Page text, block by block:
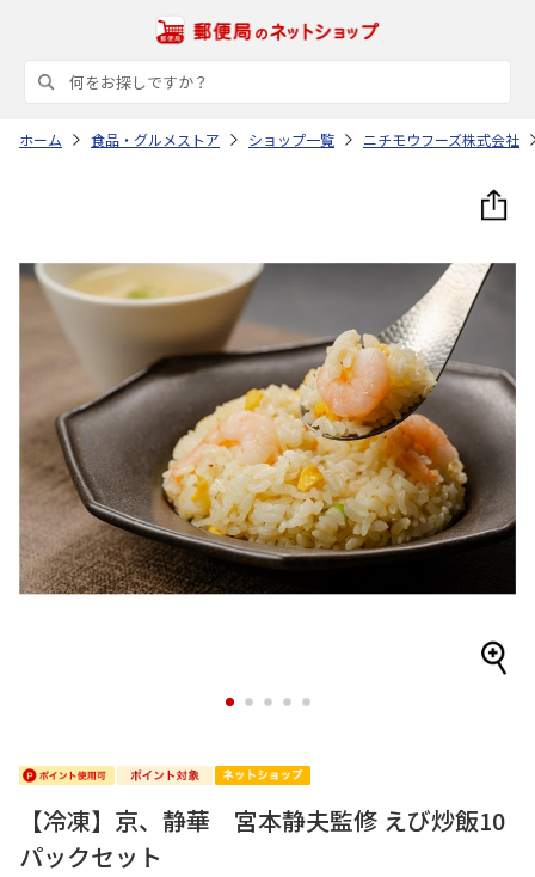
ホーム 食品・グルメストア ショップ一覧 ニチモウフーズ株式会社
1 2 3 4 5
【冷凍】京、静華 宮本静夫監修 えび炒飯10
パックセット